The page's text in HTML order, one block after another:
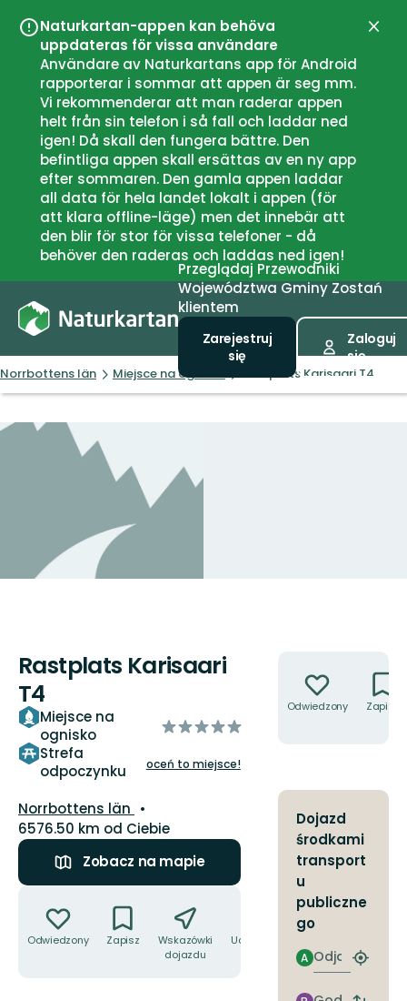
Naturkartan-appen kan behöva
uppdateras för vissa användare
Användare av Naturkartans app för Android
rapporterar i sommar att appen är seg mm.
Vi rekommenderar att man raderar appen
helt från sin telefon i så fall och laddar ned
igen! Då skall den fungera bättre. Den
befintliga appen skall ersättas av en ny app
efter sommaren. Den gamla appen laddar
all data för hela landet lokalt i appen (för
att klara offline-läge) men det innebär att
den blir för stor för vissa telefoner - då
behöver den raderas och laddas ned igen!
Przeglądaj Przewodniki
Województwa Gminy Zostań
klientem
Zarejestruj
się
Zaloguj
się
Norrbottens län Miejsce na ognisko Rastplats Karisaari T4
Rastplats Karisaari
T4
Miejsce na
ognisko
Strefa
odpoczynku
z
gwiazdek
oceń to miejsce!
Województwo:
Norrbottens län
6576.50 km od Ciebie
Zobacz na mapie
Odwiedzony Zapisz
Wskazówki
dojazdu
Udostępnij
Odwiedzony Zapisz
Dojazd
środkami
transport
u
publiczne
go
Odjazd
A
Znajdź